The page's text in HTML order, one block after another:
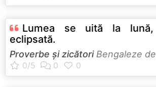
Lumea se uită la
eclipsată.
Proverbe și zicătoriBengaleze